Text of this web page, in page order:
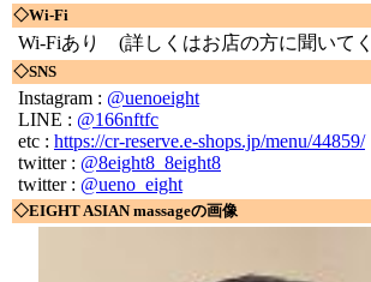
◇Wi-Fi
Wi-Fiあり (詳しくはお店の方に聞いて
◇SNS
Instagram : @uenoeight
LINE : @166nftfc
etc : https://cr-reserve.e-shops.jp/menu/44859/
twitter : @8eight8_8eight8
twitter : @ueno_eight
◇EIGHT ASIAN massageの画像